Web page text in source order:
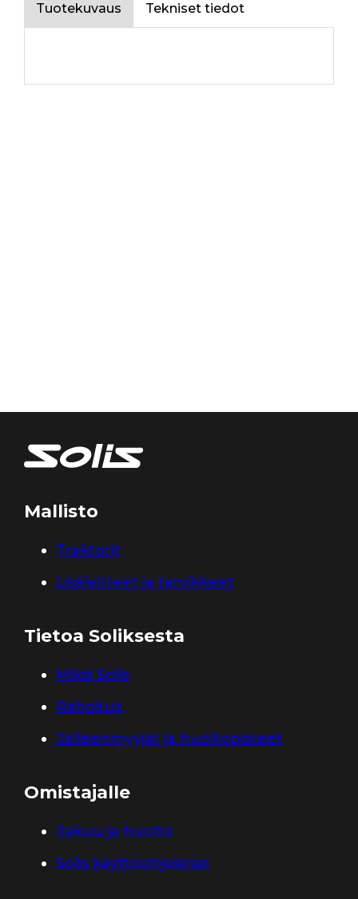
Tuotekuvaus Tekniset tiedot
Mallisto
Traktorit
Lisälaitteet ja tarvikkeet
Tietoa Soliksesta
Miksi Solis
Rahoitus
Jälleenmyyjät ja huoltopisteet
Omistajalle
Takuu ja huolto
Solis käyttöohjekirjat